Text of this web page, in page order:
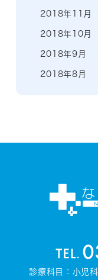
2018年11月
2018年10月
2018年9月
2018年8月
診療科目：小児